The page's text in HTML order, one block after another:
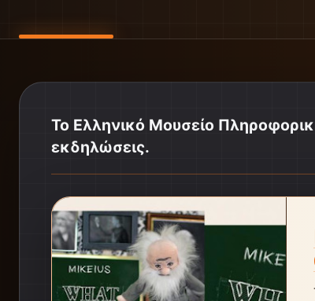
Το Ελληνικό Μουσείο
εκδηλώσεις.